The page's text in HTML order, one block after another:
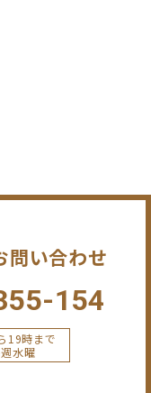
問い合わせ
154
19時まで
水曜